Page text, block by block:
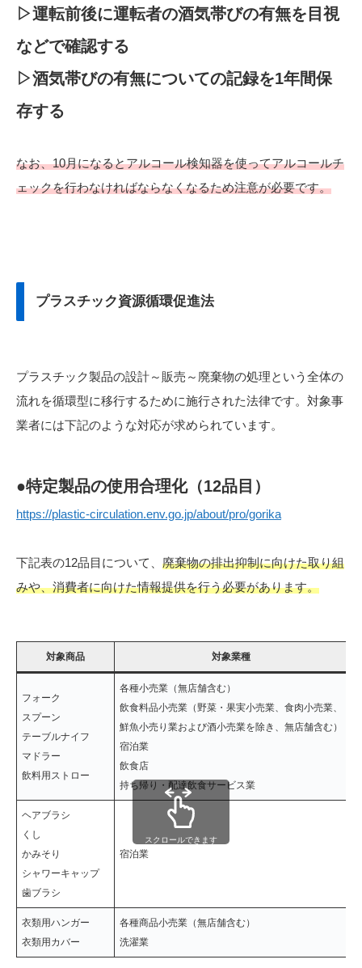
▷運転前後に運転者の酒気帯びの有無を目視
などで確認する
▷酒気帯びの有無についての記録を1年間保
存する
なお、10月になるとアルコール検知器を使ってアルコールチ
ェックを行わなければならなくなるため注意が必要です。
プラスチック資源循環促進法
プラスチック製品の設計～販売～廃棄物の処理という全体の
流れを循環型に移行するために施行された法律です。対象事
業者には下記のような対応が求められています。
●特定製品の使用合理化（12品目）
https://plastic-circulation.env.go.jp/about/pro/gorika
下記表の12品目について、 廃棄物の排出抑制に向けた取り組
みや、消費者に向けた情報提供を行う必要があります。
対象商品 対象業種
フォーク
スプーン
テーブルナイフ
マドラー
飲料用ストロー
各種小売業（無店舗含む）
飲食料品小売業（野菜・果実小売業、食肉小売業、
鮮魚小売り業および酒小売業を除き、無店舗含む）
宿泊業
飲食店
持ち帰り・配達飲食サービス業
ヘアブラシ
くし
かみそり
シャワーキャップ
歯ブラシ
宿泊業
衣類用ハンガー
衣類用カバー
各種商品小売業（無店舗含む）
洗濯業
スクロールできます